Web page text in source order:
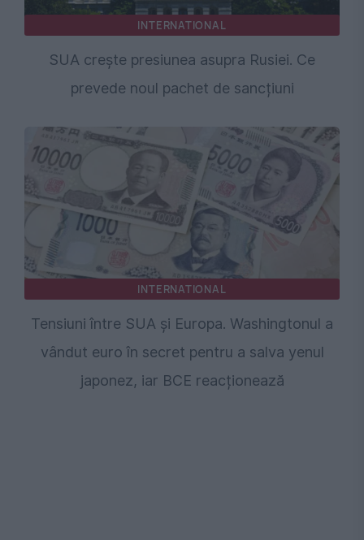
INTERNATIONAL
SUA crește presiunea asupra Rusiei. Ce
prevede noul pachet de sancțiuni
INTERNATIONAL
Tensiuni între SUA și Europa. Washingtonul a
vândut euro în secret pentru a salva yenul
japonez, iar BCE reacționează